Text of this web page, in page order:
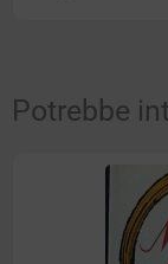
Potrebbe